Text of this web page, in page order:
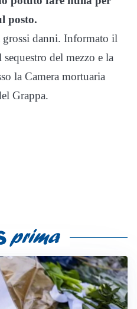
posto.
danni. Informato il
del mezzo e la
la Camera mortuaria
Grappa.